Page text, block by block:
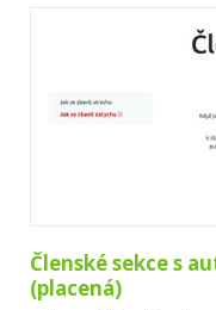
Členské sekce s
(placená)